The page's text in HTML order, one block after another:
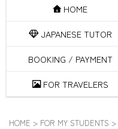
HOME
JAPANESE TUTOR
BOOKING / PAYMENT
FOR TRAVELERS
HOME > FOR MY STUDENTS >